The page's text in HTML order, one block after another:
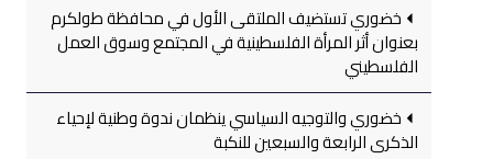
خضوري تستضيف الملتقى الأول في محافظة طولكرم
بعنوان أثر المرأة الفلسطينية في المجتمع وسوق العمل
الفلسطيني
خضوري والتوجيه السياسي ينظمان ندوة وطنية لإحياء
الذكرى الرابعة والسبعين للنكبة